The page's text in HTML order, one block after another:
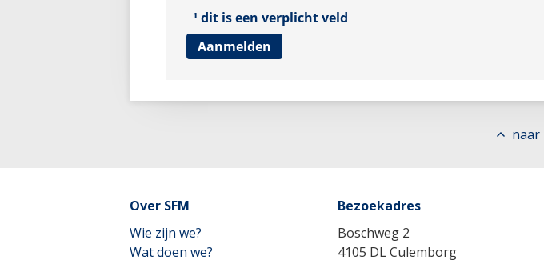
naar
Over SFM
Wie zijn we?
Wat doen we?
Bezoekadres
Boschweg 2
4105 DL Culemborg